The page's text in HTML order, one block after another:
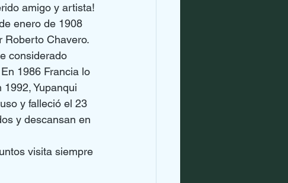
amigo y artista!
enero de 1908
Roberto Chavero​.
considerado
1986 Francia lo
Yupanqui
y falleció el 23
y descansan en
visita siempre